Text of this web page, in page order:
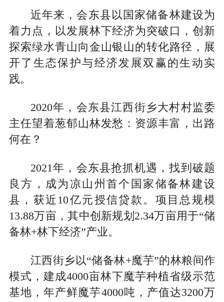
近年来，会东县以国家储备林建设为
着力点，以发展林下经济为突破口，创新
探索绿水青山向金山银山的转化路径，展
开了生态保护与经济发展双赢的生动实
践。
2020年，会东县江西街乡大村村监委
主任望着葱郁山林发愁：资源丰富，出路
何在？
2021年，会东县抢抓机遇，找到破题
良方，成为凉山州首个国家储备林建设
县，获近10亿元授信贷款。项目总规模
13.88万亩，其中创新规划2.34万亩用于“储
备林+林下经济”产业。
江西街乡以“储备林+魔芋”的林粮间作
模式，建成4000亩林下魔芋种植省级示范
基地，年产鲜魔芋4000吨，产值达3200万